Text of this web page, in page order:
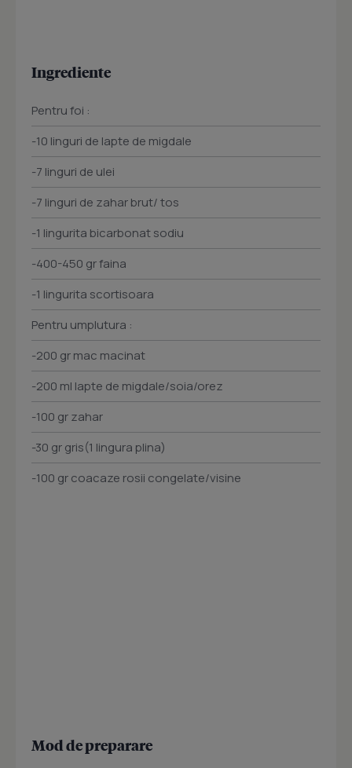
Ingrediente
Pentru foi :
-10 linguri de lapte de migdale
-7 linguri de ulei
-7 linguri de zahar brut/ tos
-1 lingurita bicarbonat sodiu
-400-450 gr faina
-1 lingurita scortisoara
Pentru umplutura :
-200 gr mac macinat
-200 ml lapte de migdale/soia/orez
-100 gr zahar
-30 gr gris(1 lingura plina)
-100 gr coacaze rosii congelate/visine
Mod de preparare